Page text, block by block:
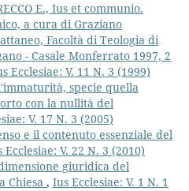
E., Ius et communio.
a cura di Graziano
Facoltà di Teologia di
- Casale Monferrato 1997, 2
Ecclesiae: V. 11 N. 3 (1999)
specie quella
con la nullità del
V. 17 N. 3 (2005)
e il contenuto essenziale del
Ecclesiae: V. 22 N. 3 (2010)
giuridica del
Chiesa , Ius Ecclesiae: V. 1 N. 1